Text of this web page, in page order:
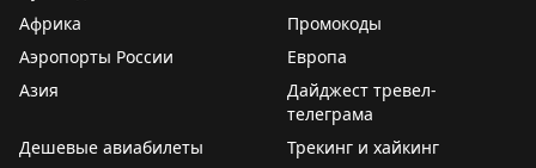
Африка
Промокоды
Аэропорты России
Европа
Азия
Дайджест тревел-
телеграма
Дешевые авиабилеты
Трекинг и хайкинг